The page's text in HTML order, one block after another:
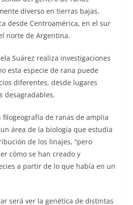
diverso en tierras bajas,
desde Centroamérica, en el sur
norte de Argentina.
Suárez realiza investigaciones
esta especie de rana puede
diferentes, desde lugares
desagradables.
filogeografía de ranas de amplia
área de la biología que estudia
de los linajes, “pero
cómo se han creado y
a partir de lo que había en un
será ver la genética de distintas